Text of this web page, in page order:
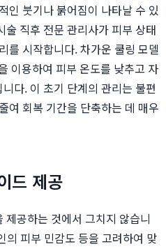
인 붓기나 붉어짐이 나타날 수 있
직후 전문 관리사가 피부 상태
를 시작합니다. 차가운 쿨링 모델
이용하여 피부 온도를 낮추고 자
다. 이 초기 단계의 관리는 불편
여 회복 기간을 단축하는 데 매우
드 제공
공하는 것에서 그치지 않습니
의 피부 민감도 등을 고려하여 맞